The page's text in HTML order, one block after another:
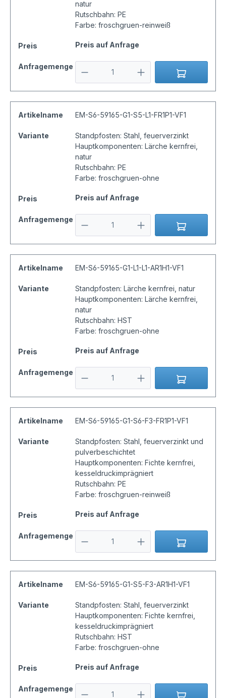
natur
Rutschbahn: PE
Farbe: froschgruen-reinweiß
Preis Preis auf Anfrage
Anfragemenge
Artikelname EM-S6-59165-G1-S5-L1-FR1P1-VF1
Variante
Standpfosten: Stahl, feuerverzinkt
Hauptkomponenten: Lärche kernfrei,
natur
Rutschbahn: PE
Farbe: froschgruen-ohne
Preis Preis auf Anfrage
Anfragemenge
Artikelname EM-S6-59165-G1-L1-L1-AR1H1-VF1
Variante
Standpfosten: Lärche kernfrei, natur
Hauptkomponenten: Lärche kernfrei,
natur
Rutschbahn: HST
Farbe: froschgruen-ohne
Preis Preis auf Anfrage
Anfragemenge
Artikelname EM-S6-59165-G1-S6-F3-FR1P1-VF1
Variante
Standpfosten: Stahl, feuerverzinkt und
pulverbeschichtet
Hauptkomponenten: Fichte kernfrei,
kesseldruckimprägniert
Rutschbahn: PE
Farbe: froschgruen-reinweiß
Preis Preis auf Anfrage
Anfragemenge
Artikelname EM-S6-59165-G1-S5-F3-AR1H1-VF1
Variante
Standpfosten: Stahl, feuerverzinkt
Hauptkomponenten: Fichte kernfrei,
kesseldruckimprägniert
Rutschbahn: HST
Farbe: froschgruen-ohne
Preis Preis auf Anfrage
Anfragemenge